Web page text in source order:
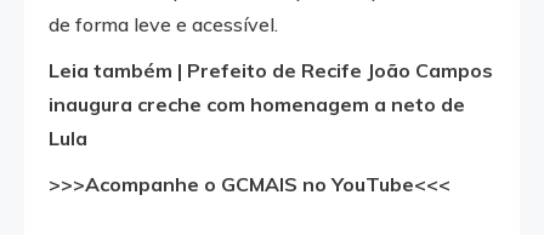
de forma leve e acessível.
Leia também | Prefeito de Recife João Campos
inaugura creche com homenagem a neto de
Lula
>>>Acompanhe o GCMAIS no YouTube<<<